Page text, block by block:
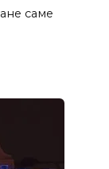
саме